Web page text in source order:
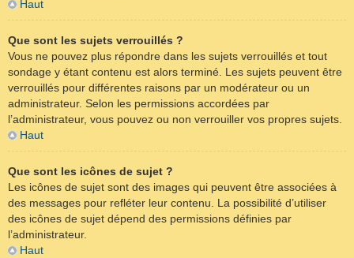
Haut
Que sont les sujets verrouillés ?
Vous ne pouvez plus répondre dans les sujets verrouillés et tout
sondage y étant contenu est alors terminé. Les sujets peuvent être
verrouillés pour différentes raisons par un modérateur ou un
administrateur. Selon les permissions accordées par
l’administrateur, vous pouvez ou non verrouiller vos propres sujets.
Haut
Que sont les icônes de sujet ?
Les icônes de sujet sont des images qui peuvent être associées à
des messages pour refléter leur contenu. La possibilité d’utiliser
des icônes de sujet dépend des permissions définies par
l’administrateur.
Haut